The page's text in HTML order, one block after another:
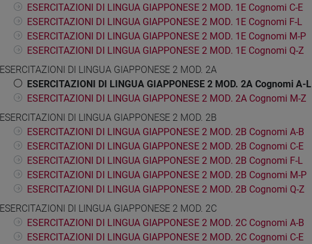
ESERCITAZIONI DI LINGUA GIAPPONESE 2 MOD. 1E Cognomi C-E
ESERCITAZIONI DI LINGUA GIAPPONESE 2 MOD. 1E Cognomi F-L
ESERCITAZIONI DI LINGUA GIAPPONESE 2 MOD. 1E Cognomi M-P
ESERCITAZIONI DI LINGUA GIAPPONESE 2 MOD. 1E Cognomi Q-Z
ESERCITAZIONI DI LINGUA GIAPPONESE 2 MOD. 2A
ESERCITAZIONI DI LINGUA GIAPPONESE 2 MOD. 2A Cognomi A-L
ESERCITAZIONI DI LINGUA GIAPPONESE 2 MOD. 2A Cognomi M-Z
ESERCITAZIONI DI LINGUA GIAPPONESE 2 MOD. 2B
ESERCITAZIONI DI LINGUA GIAPPONESE 2 MOD. 2B Cognomi A-B
ESERCITAZIONI DI LINGUA GIAPPONESE 2 MOD. 2B Cognomi C-E
ESERCITAZIONI DI LINGUA GIAPPONESE 2 MOD. 2B Cognomi F-L
ESERCITAZIONI DI LINGUA GIAPPONESE 2 MOD. 2B Cognomi M-P
ESERCITAZIONI DI LINGUA GIAPPONESE 2 MOD. 2B Cognomi Q-Z
ESERCITAZIONI DI LINGUA GIAPPONESE 2 MOD. 2C
ESERCITAZIONI DI LINGUA GIAPPONESE 2 MOD. 2C Cognomi A-B
ESERCITAZIONI DI LINGUA GIAPPONESE 2 MOD. 2C Cognomi C-E